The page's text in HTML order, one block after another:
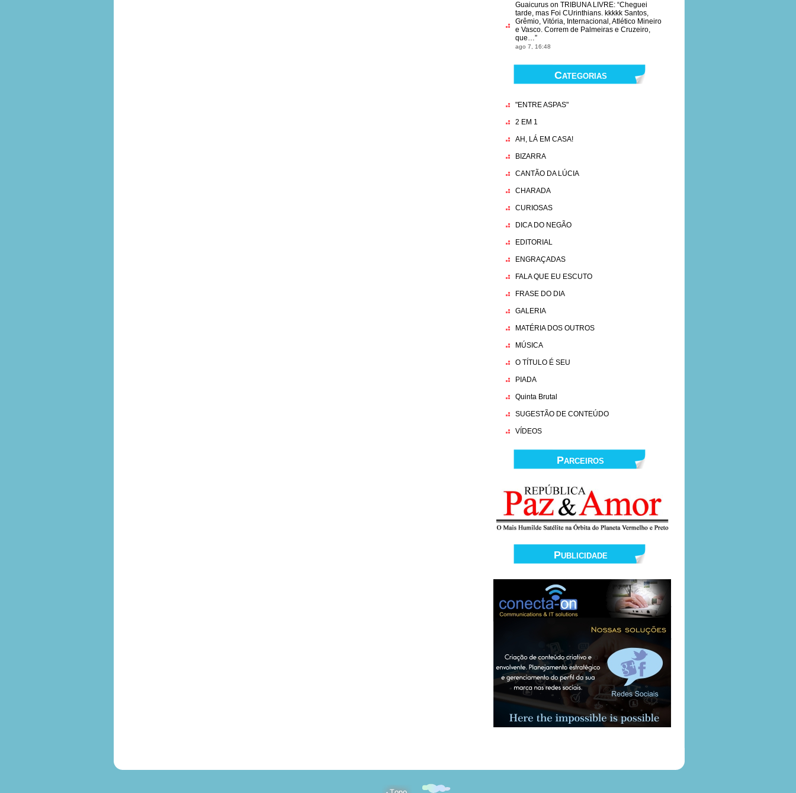
Guaicurus on TRIBUNA LIVRE: “Cheguei
tarde, mas Foi CUrinthians. kkkkk Santos,
Grêmio, Vitória, Internacional, Atlético Mineiro
e Vasco. Correm de Palmeiras e Cruzeiro,
que…”
ago 7, 16:48
Categorias
"ENTRE ASPAS"
2 EM 1
AH, LÁ EM CASA!
BIZARRA
CANTÃO DA LÚCIA
CHARADA
CURIOSAS
DICA DO NEGÃO
EDITORIAL
ENGRAÇADAS
FALA QUE EU ESCUTO
FRASE DO DIA
GALERIA
MATÉRIA DOS OUTROS
MÚSICA
O TÍTULO É SEU
PIADA
Quinta Brutal
SUGESTÃO DE CONTEÚDO
VÍDEOS
Parceiros
Publicidade